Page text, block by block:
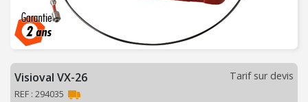
T
O
Visioval VX-26
REF : 294035
Tarif sur devis